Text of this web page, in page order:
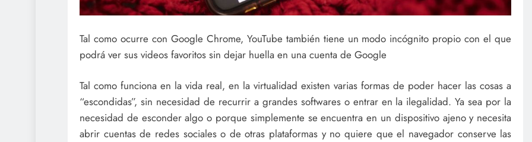
Tal como ocurre con Google Chrome, YouTube también tiene un modo incógnito propio con el que
podrá ver sus videos favoritos sin dejar huella en una cuenta de Google
Tal como funciona en la vida real, en la virtualidad existen varias formas de poder hacer las cosas a
“escondidas”, sin necesidad de recurrir a grandes softwares o entrar en la ilegalidad. Ya sea por la
necesidad de esconder algo o porque simplemente se encuentra en un dispositivo ajeno y necesita
abrir cuentas de redes sociales o de otras plataformas y no quiere que el navegador conserve las